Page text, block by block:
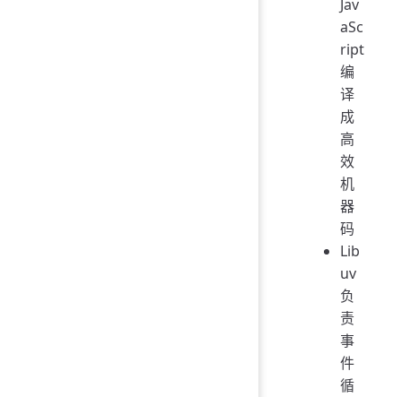
Jav
aSc
ript
编
译
成
高
效
机
器
码
Lib
uv
负
责
事
件
循